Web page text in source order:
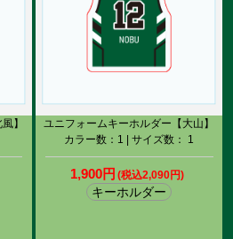
】
ユニフォームキーホルダー【大山】
カラー数：1 | サイズ数： 1
1,900円 (税込2,090円)
キーホルダー